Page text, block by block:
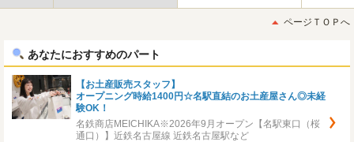
後
ページＴＯＰへ
あなたにおすすめのパート
【お土産販売スタッフ】
オープニング時給1400円☆名駅直結のお土産屋さん◎未経
験OK！
名鉄商店MEICHIKA※2026年9月オープン【名駅東口（桜
通口）】近鉄名古屋線 近鉄名古屋駅など